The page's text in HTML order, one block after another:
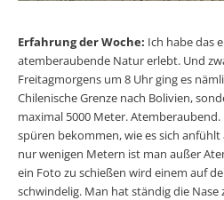
Erfahrung der Woche: Ich habe das
atemberaubende Natur erlebt. Und
Freitagmorgens um 8 Uhr ging es
Chilenische Grenze nach Bolivien,
maximal 5000 Meter. Atemberaubend.
spüren bekommen, wie es sich anfühlt
nur wenigen Metern ist man außer
ein Foto zu schießen wird einem auf
schwindelig. Man hat ständig die Nase